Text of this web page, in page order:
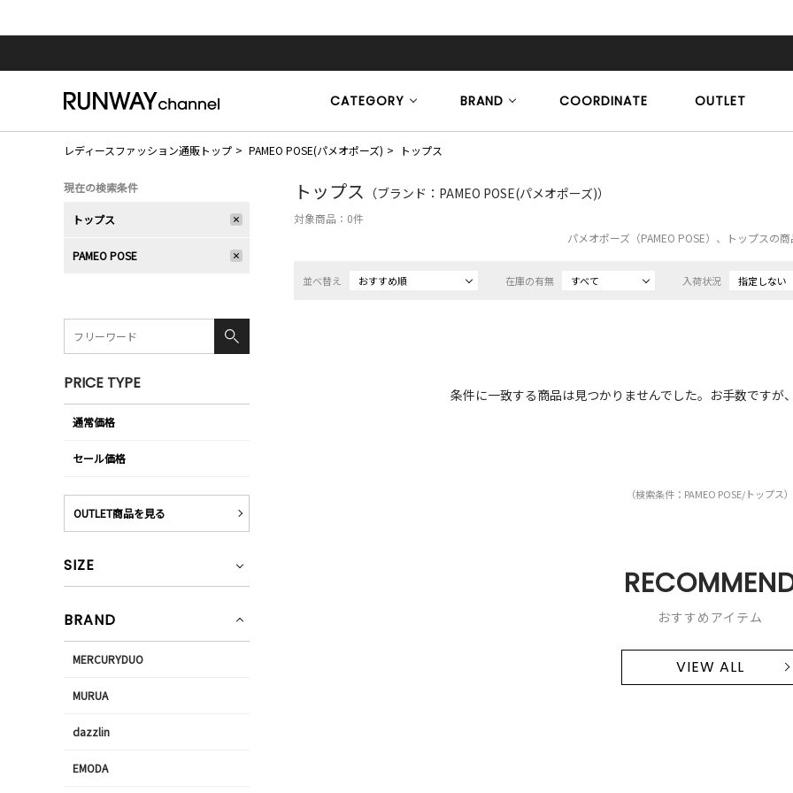
CATEGORY BRAND COORDINATE OUTLET
レディースファッション通販トップ PAMEO POSE(パメオポーズ) トップス
トップス （ブランド：PAMEO POSE(パメオポーズ)）
対象商品： 0件
パメオポーズ（PAMEO POSE）、トップスの
並べ替え おすすめ順 在庫の有無 すべて 入荷状況 指定しない
条件に一致する商品は見つかりませんでした。お手数ですが
（検索条件：PAMEO POSE/トップス）
おすすめアイテム
VIEW ALL
現在の検索条件
トップス
PAMEO POSE
PRICE TYPE
通常価格
セール価格
OUTLET商品を見る
SIZE
BRAND
MERCURYDUO
MURUA
dazzlin
EMODA